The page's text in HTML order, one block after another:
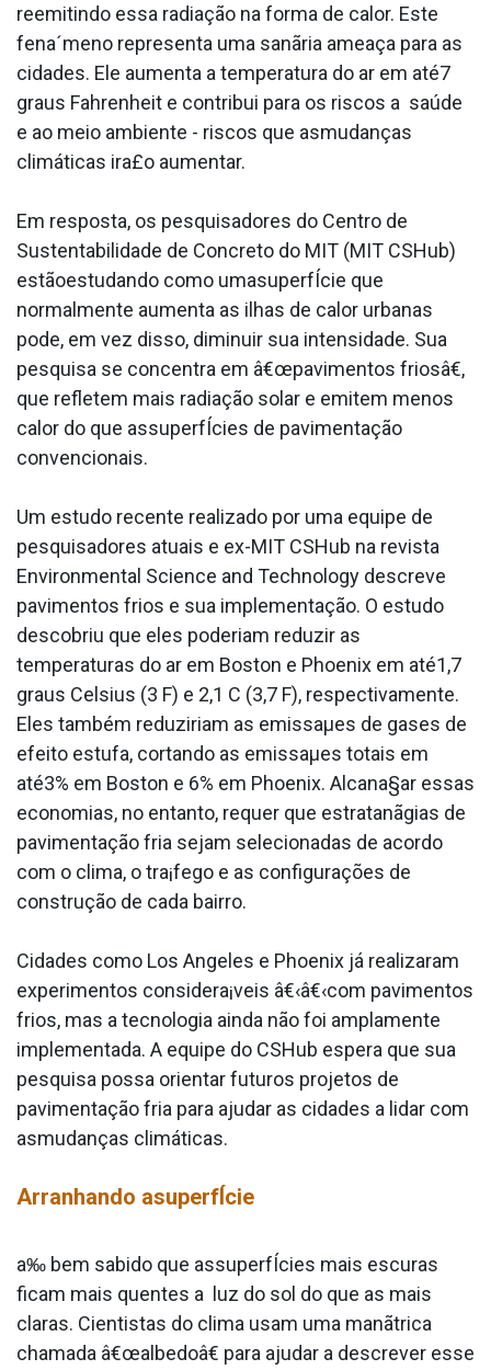
reemitindo essa radiação na forma de calor. Este
fena´meno representa uma sanãria ameaça para as
cidades. Ele aumenta a temperatura do ar em até7
graus Fahrenheit e contribui para os riscos a saúde
e ao meio ambiente - riscos que asmudanças
climáticas ira£o aumentar.
Em resposta, os pesquisadores do Centro de
Sustentabilidade de Concreto do MIT (MIT CSHub)
estãoestudando como umasuperfÍcie que
normalmente aumenta as ilhas de calor urbanas
pode, em vez disso, diminuir sua intensidade. Sua
pesquisa se concentra em â€œpavimentos friosâ€,
que refletem mais radiação solar e emitem menos
calor do que assuperfÍcies de pavimentação
convencionais.
Um estudo recente realizado por uma equipe de
pesquisadores atuais e ex-MIT CSHub na revista
Environmental Science and Technology descreve
pavimentos frios e sua implementação. O estudo
descobriu que eles poderiam reduzir as
temperaturas do ar em Boston e Phoenix em até1,7
graus Celsius (3 F) e 2,1 C (3,7 F), respectivamente.
Eles também reduziriam as emissaµes de gases de
efeito estufa, cortando as emissaµes totais em
até3% em Boston e 6% em Phoenix. Alcana§ar essas
economias, no entanto, requer que estratanãgias de
pavimentação fria sejam selecionadas de acordo
com o clima, o tra¡fego e as configurações de
construção de cada bairro.
Cidades como Los Angeles e Phoenix já realizaram
experimentos considera¡veis â€‹â€‹com pavimentos
frios, mas a tecnologia ainda não foi amplamente
implementada. A equipe do CSHub espera que sua
pesquisa possa orientar futuros projetos de
pavimentação fria para ajudar as cidades a lidar com
asmudanças climáticas.
Arranhando asuperfÍcie
a‰ bem sabido que assuperfÍcies mais escuras
ficam mais quentes a luz do sol do que as mais
claras. Cientistas do clima usam uma manãtrica
chamada â€œalbedoâ€ para ajudar a descrever esse